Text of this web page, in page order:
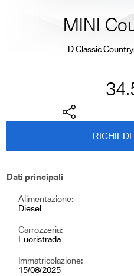
MINI
D Classic
Dati principali
Alimentazione:
Diesel
Carrozzeria:
Fuoristrada
Immatricolazione:
15/08/2025